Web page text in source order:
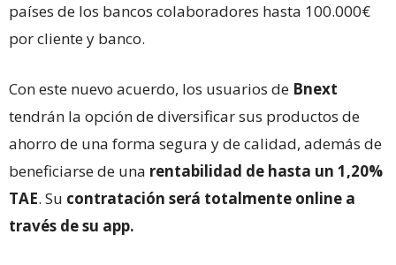
países de los bancos colaboradores hasta 100.000€
por cliente y banco.
Con este nuevo acuerdo, los usuarios de Bnext
tendrán la opción de diversificar sus productos de
ahorro de una forma segura y de calidad, además de
beneficiarse de una rentabilidad de hasta un 1,20%
TAE. Su contratación será totalmente online a
través de su app.